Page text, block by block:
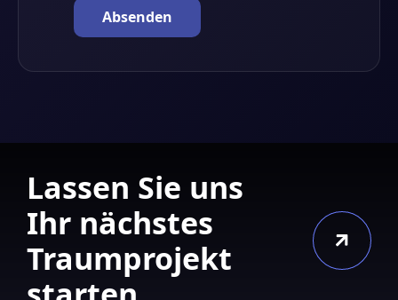
Lassen Sie uns
Ihr nächstes
Traumprojekt